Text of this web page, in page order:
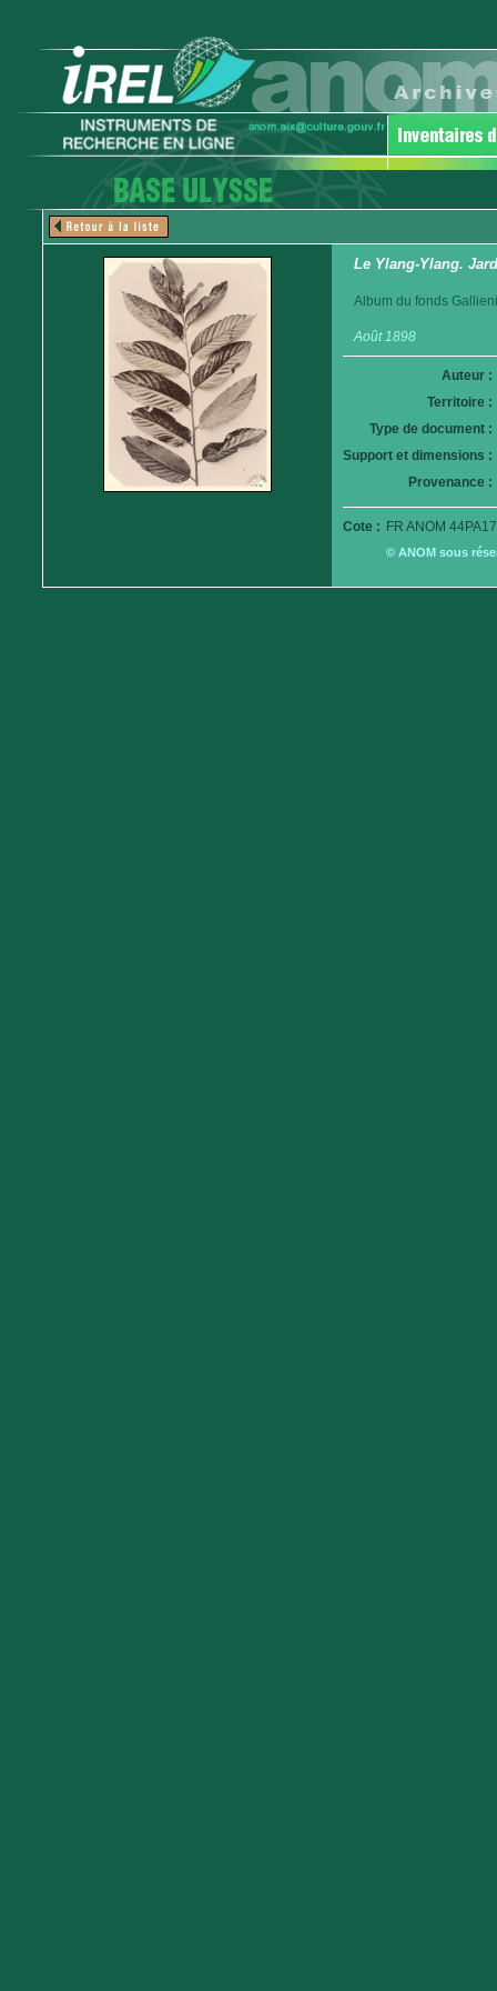
Le Ylang-Ylang.
Album du fonds
Août 1898
Auteur :
Territoire :
Type de document :
Support et dimensions :
Provenance :
Cote : FR ANOM
© ANOM sous